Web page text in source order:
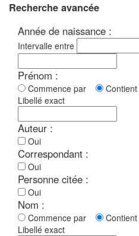
Recherche avancée
Année de naissance :
Intervalle entre
Prénom :
Commence par Contient
Libellé exact
Auteur :
Oui
Correspondant :
Oui
Personne citée :
Oui
Nom :
Commence par Contient
Libellé exact